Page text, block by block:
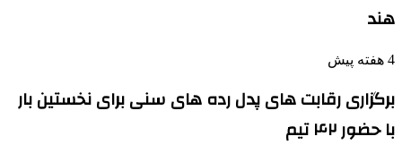
هند
4 هفته پیش
برگزاری رقابت های پدل رده های سنی برای نخستین بار
با حضور ۴۲ تیم